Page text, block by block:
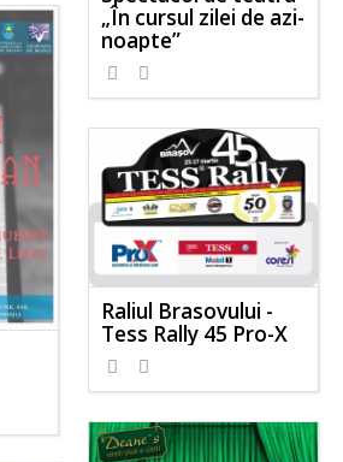
„În cursul zilei de azi-
noapte”
Raliul Brasovului -
Tess Rally 45 Pro-X